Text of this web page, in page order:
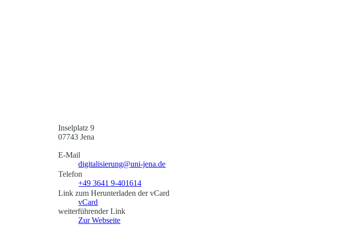
Inselplatz 9
07743 Jena
E-Mail
digitalisierung@uni-jena.de
Telefon
+49 3641 9-401614
Link zum Herunterladen der vCard
vCard
weiterführender Link
Zur Webseite